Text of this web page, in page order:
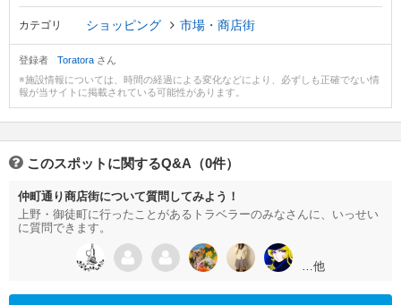
カテゴリ ショッピング 市場・商店街
登録者 Toratora さん
※施設情報については、時間の経過による変化などにより、必ずしも正確でない情
報が当サイトに掲載されている可能性があります。
このスポットに関するQ&A（0件）
仲町通り商店街について質問してみよう！
上野・御徒町に行ったことがあるトラベラーのみなさんに、いっせい
に質問できます。
…他